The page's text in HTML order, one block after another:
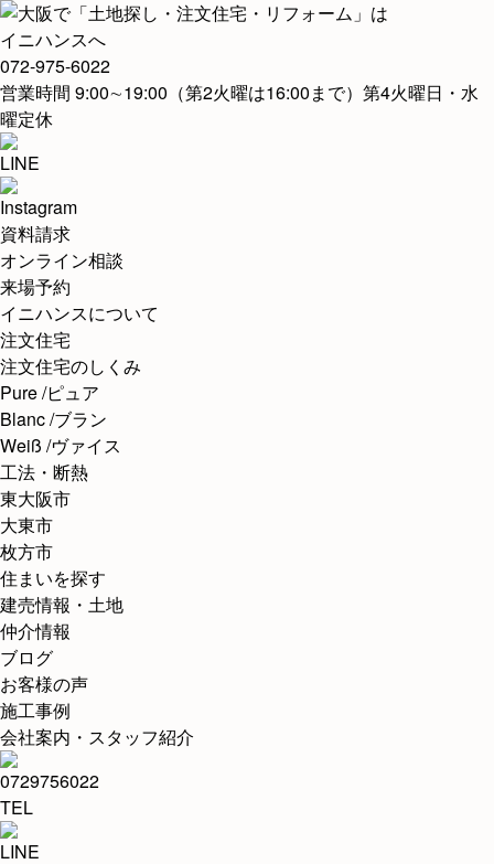
072-975-6022
営業時間 9:00∼19:00（第2火曜は16:00まで）第4火曜日・水
曜定休
資料請求
オンライン相談
来場予約
イニハンスについて
注文住宅
注文住宅のしくみ
Pure /ピュア
Blanc /ブラン
Weiß /ヴァイス
工法・断熱
東大阪市
大東市
枚方市
住まいを探す
建売情報・土地
仲介情報
ブログ
お客様の声
施工事例
会社案内・スタッフ紹介
TEL